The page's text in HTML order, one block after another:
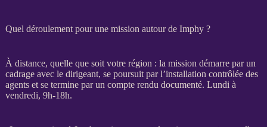
Quel déroulement pour une mission autour de Imphy ?
À distance, quelle que soit votre région : la mission démarre par un
cadrageavec le dirigeant, se poursuit par l’installation contrôlée des
agentset se termine par un compte rendu documenté. Lundi à
vendredi, 9h-18h.